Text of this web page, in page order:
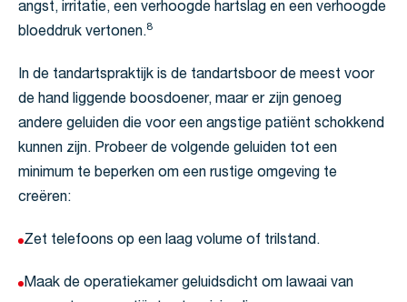
angst, irritatie, een verhoogde hartslag en een verhoogde
bloeddruk vertonen.8
In de tandartspraktijk is de tandartsboor de meest voor
de hand liggende boosdoener, maar er zijn genoeg
andere geluiden die voor een angstige patiënt schokkend
kunnen zijn. Probeer de volgende geluiden tot een
minimum te beperken om een rustige omgeving te
creëren:
Zet telefoons op een laag volume of trilstand.
Maak de operatiekamer geluidsdicht om lawaai van